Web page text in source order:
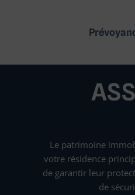
Le patrimoine
votre résidence
de garantir leur
de